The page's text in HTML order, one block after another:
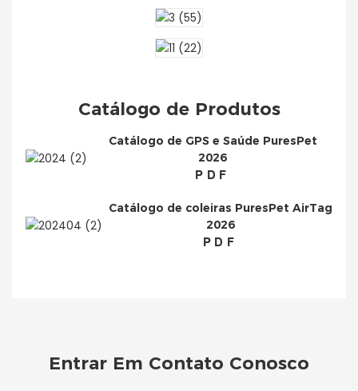
Catálogo de Produtos
Catálogo de GPS e Saúde PuresPet
2026
PDF
Catálogo de coleiras PuresPet AirTag
2026
PDF
Entrar Em Contato Conosco